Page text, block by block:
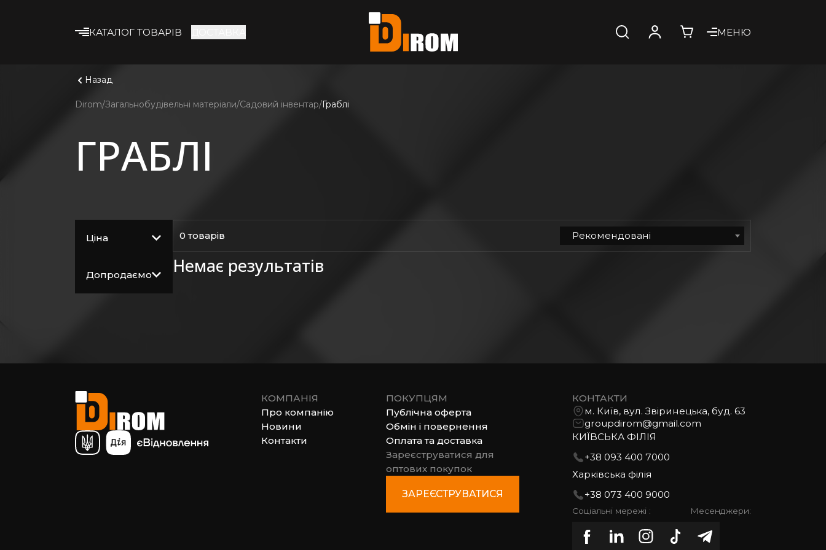
КАТАЛОГ ТОВАРІВ МЕНЮ
комплектуючі
Утеплювач
матеріали
Електрика
Сантехніка,
водопровід,
вентиляція
Назад
Dirom Загальнобудівельні матеріали Садовий інвентар Граблі
ГРАБЛІ
Ціна
Допродаємо
0 товарів Рекомендовані
Немає результатів
КОМПАНІЯ
Про компанію
Новини
Контакти
ПОКУПЦЯМ
Публічна оферта
Обмін і повернення
Оплата та доставка
Зареєструватися для
оптових покупок
ЗАРЕЄСТРУВАТИСЯ
КОНТАКТИ
м. Київ, вул. Звіринецька, буд. 63
groupdirom@gmail.com
КИЇВСЬКА ФІЛІЯ
+38 093 400 7000
Харківська філія
+38 073 400 9000
Соціальні мережі : Месенджери: